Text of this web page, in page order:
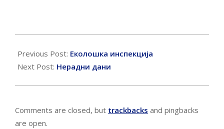
02-
01
Previous Post: Еколошка инспекција
Next Post: Нерадни дани
Comments are closed, but trackbacks and pingbacks
are open.